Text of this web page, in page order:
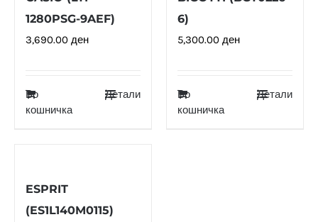
1280PSG-9AEF)
3,690.00 ден
Во
кошничка
Детали
6)
5,300.00 ден
Во
кошничка
Детали
ESPRIT
(ES1L140M0115)